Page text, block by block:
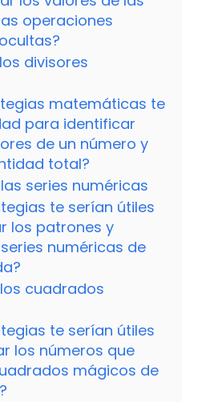
operaciones
divisores
matemáticas te
para identificar
de un número y
total?
series numéricas
te serían útiles
los patrones y
numéricas de
cuadrados
te serían útiles
los números que
mágicos de